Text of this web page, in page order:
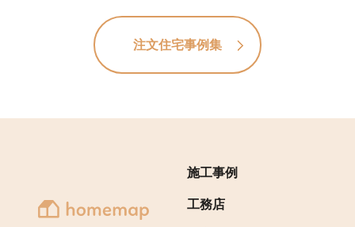
注文住宅事例集
施工事例
工務店